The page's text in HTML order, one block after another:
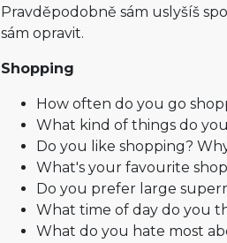
Pravděpodobně sám uslyšíš
sám opravit.
Shopping
How often do you go
What kind of things do
Do you like shopping?
What's your favourite
Do you prefer large
What time of day do you
What do you hate most